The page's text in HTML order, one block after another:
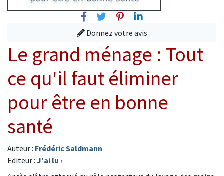
FacebookTwitterPinterest
Linkedin
Donnez votre avis
Le grand ménage : Tout
ce qu'il faut éliminer
pour être en bonne
santé
Auteur : Frédéric Saldmann
Editeur : J'ai lu ›